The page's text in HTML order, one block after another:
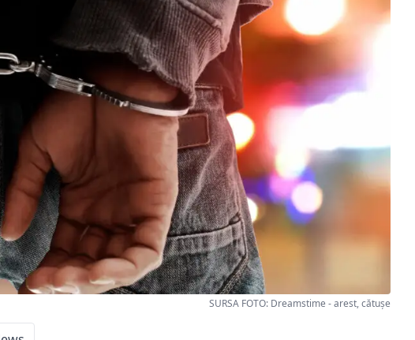
SURSA FOTO: Dreamstime - arest, cătușe